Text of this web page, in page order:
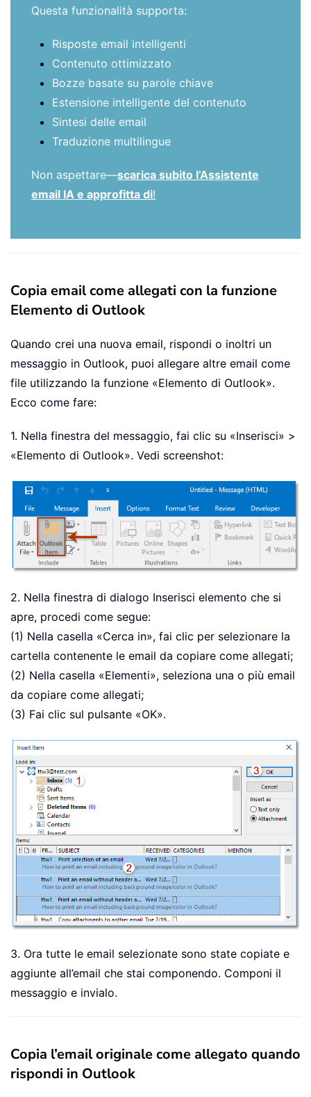
Questa funzionalità supporta:
Risposte email intelligenti
Contenuto ottimizzato
Bozze basate su parole chiave
Estensione intelligente del contenuto
Sintesi delle email
Traduzione multilingue
Non aspettare—scarica subito l’Assistente
email IA e approfitta di!
Copia email come allegati con la funzione
Elemento di Outlook
Quando crei una nuova email, rispondi o inoltri un
messaggio in Outlook, puoi allegare altre email come
file utilizzando la funzione «Elemento di Outlook».
Ecco come fare:
1. Nella finestra del messaggio, fai clic su «Inserisci» >
«Elemento di Outlook». Vedi screenshot:
2. Nella finestra di dialogo Inserisci elemento che si
apre, procedi come segue:
(1) Nella casella «Cerca in», fai clic per selezionare la
cartella contenente le email da copiare come allegati;
(2) Nella casella «Elementi», seleziona una o più email
da copiare come allegati;
(3) Fai clic sul pulsante «OK».
3. Ora tutte le email selezionate sono state copiate e
aggiunte all’email che stai componendo. Componi il
messaggio e invialo.
Copia l’email originale come allegato quando
rispondi in Outlook